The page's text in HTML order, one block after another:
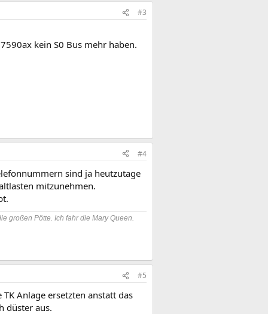
#3
kein S0 Bus mehr haben.
#4
sind ja heutzutage
mitzunehmen.
großen Pötte. Ich fahr die Mary Queen.
#5
Anlage ersetzten anstatt das
düster aus.